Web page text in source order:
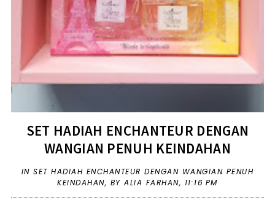
SET HADIAH ENCHANTEUR DENGAN
WANGIAN PENUH KEINDAHAN
INSET HADIAH ENCHANTEUR DENGAN WANGIAN PENUH
KEINDAHAN, BY ALIA FARHAN, 11:16 PM